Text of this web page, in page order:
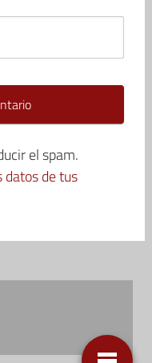
el spam.
datos de tus